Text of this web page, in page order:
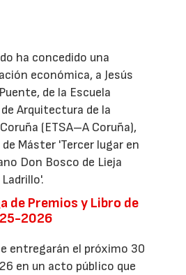
ha concedido una
económica, a Jesús
de la Escuela
Arquitectura de la
(ETSA–A Coruña),
Máster 'Tercer lugar en
Don Bosco de Lieja
de Premios y Libro de
2026
entregarán el próximo 30
en un acto público que